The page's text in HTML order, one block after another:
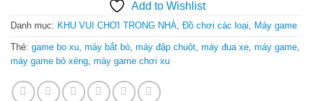
Add to Wishlist
Danh mục: KHU VUI CHƠI TRONG NHÀ Đồ chơi các loại Máy game
Thẻ: game bo xu máy bắt bò máy đập chuột máy đua xe máy game
máy game bỏ xèng máy game chơi xu